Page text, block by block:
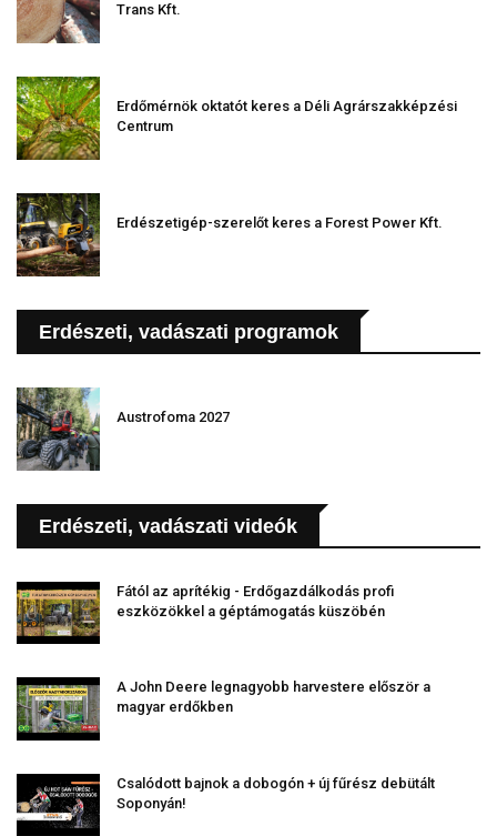
Trans Kft.
Erdőmérnök oktatót keres a Déli Agrárszakképzési
Centrum
Erdészetigép-szerelőt keres a Forest Power Kft.
Erdészeti, vadászati programok
Austrofoma 2027
Erdészeti, vadászati videók
Fától az aprítékig - Erdőgazdálkodás profi
eszközökkel a géptámogatás küszöbén
A John Deere legnagyobb harvestere először a
magyar erdőkben
Csalódott bajnok a dobogón + új fűrész debütált
Soponyán!